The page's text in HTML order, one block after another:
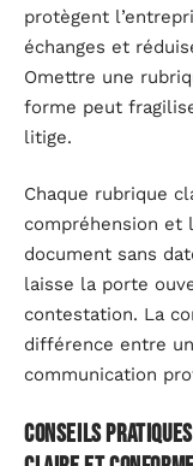
protègent
échanges et
Omettre une
forme peut
litige.
Chaque rubrique
compréhension et
document sans
laisse la porte
contestation. La
différence entre
communication
Conseils